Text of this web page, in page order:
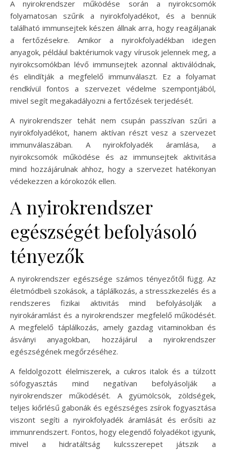
A nyirokrendszer működése során a nyirokcsomók
folyamatosan szűrik a nyirokfolyadékot, és a bennük
található immunsejtek készen állnak arra, hogy reagáljanak
a fertőzésekre. Amikor a nyirokfolyadékban idegen
anyagok, például baktériumok vagy vírusok jelennek meg, a
nyirokcsomókban lévő immunsejtek azonnal aktiválódnak,
és elindítják a megfelelő immunválaszt. Ez a folyamat
rendkívül fontos a szervezet védelme szempontjából,
mivel segít megakadályozni a fertőzések terjedését.
A nyirokrendszer tehát nem csupán passzívan szűri a
nyirokfolyadékot, hanem aktívan részt vesz a szervezet
immunválaszában. A nyirokfolyadék áramlása, a
nyirokcsomók működése és az immunsejtek aktivitása
mind hozzájárulnak ahhoz, hogy a szervezet hatékonyan
védekezzen a kórokozók ellen.
A nyirokrendszer
egészségét befolyásoló
tényezők
A nyirokrendszer egészsége számos tényezőtől függ. Az
életmódbeli szokások, a táplálkozás, a stresszkezelés és a
rendszeres fizikai aktivitás mind befolyásolják a
nyirokáramlást és a nyirokrendszer megfelelő működését.
A megfelelő táplálkozás, amely gazdag vitaminokban és
ásványi anyagokban, hozzájárul a nyirokrendszer
egészségének megőrzéséhez.
A feldolgozott élelmiszerek, a cukros italok és a túlzott
sófogyasztás mind negatívan befolyásolják a
nyirokrendszer működését. A gyümölcsök, zöldségek,
teljes kiőrlésű gabonák és egészséges zsírok fogyasztása
viszont segíti a nyirokfolyadék áramlását és erősíti az
immunrendszert. Fontos, hogy elegendő folyadékot igyunk,
mivel a hidratáltság kulcsszerepet játszik a